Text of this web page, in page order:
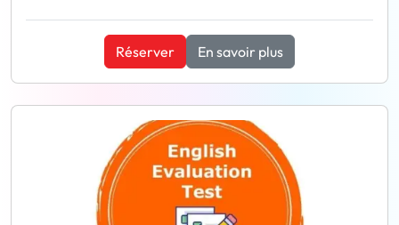
Réserver En savoir plus